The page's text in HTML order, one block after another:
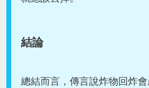
結論
總結而言，傳言說炸物回炸